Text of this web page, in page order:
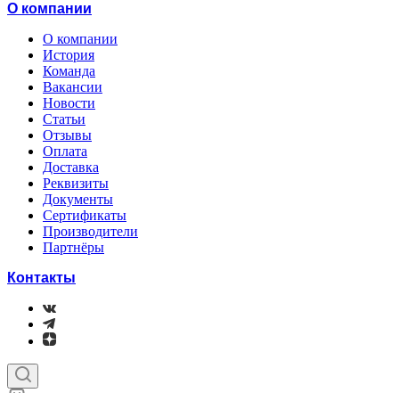
О компании
О компании
История
Команда
Вакансии
Новости
Статьи
Отзывы
Оплата
Доставка
Реквизиты
Документы
Сертификаты
Производители
Партнёры
Контакты